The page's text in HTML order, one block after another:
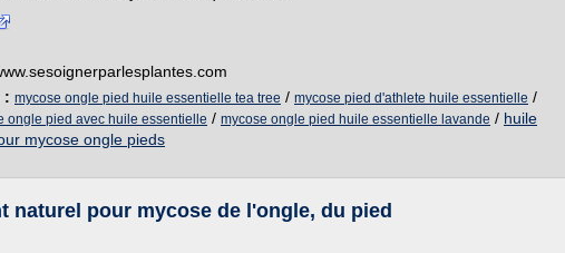
: mycose ongle pied huile essentielle tea tree / mycose pied d'athlete huile essentielle /
ongle pied avec huile essentielle / mycose ongle pied huile essentielle lavande / huile
mycose ongle pieds
naturel pour mycose de l'ongle, du pied